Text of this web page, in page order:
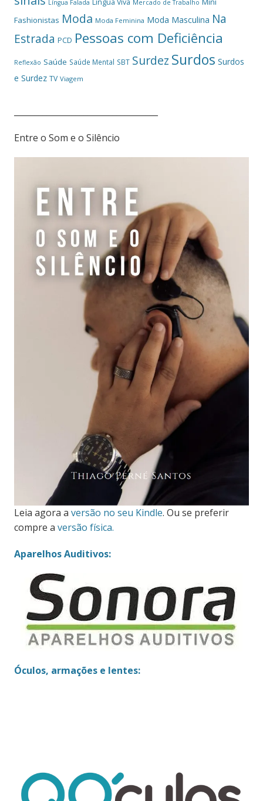
Língua Falada Língua Viva Mercado de Trabalho
Fashionistas Moda Moda Feminina Moda Masculina Na
Estrada PCD Pessoas com Deficiência
Reflexão Saúde Saúde Mental SBT Surdez Surdos Surdos
e Surdez TV Viagem
Entre o Som e o Silêncio
Leia agora a versão no seu Kindle. Ou se preferir
compre a versão física.
Aparelhos Auditivos:
Óculos, armações e lentes: